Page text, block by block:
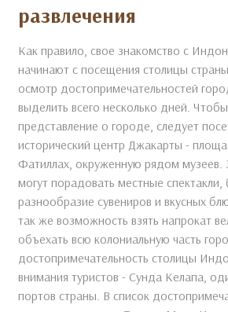
развлечения
Как правило, свое знакомство с
начинают с посещения столицы
осмотр достопримечательностей
выделить всего несколько дней.
представление о городе, следует
исторический центр Джакарты -
Фатиллах, окруженную рядом музеев.
могут порадовать местные
разнообразие сувениров и вкусных
так же возможность взять напрокат
объехать всю колониальную часть
достопримечательность столицы
внимания туристов - Сунда Келапа,
портов страны. В список